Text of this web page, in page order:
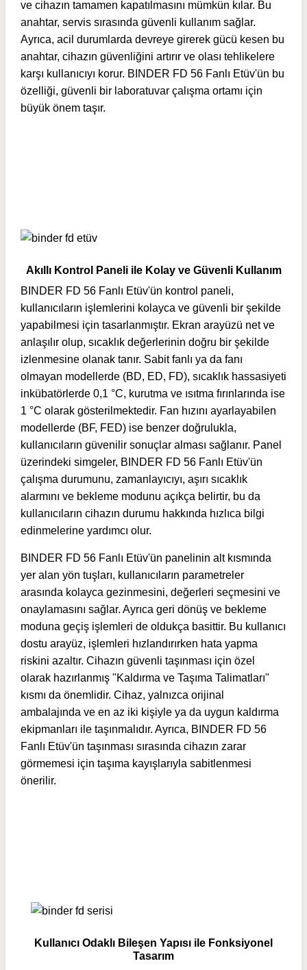
ve cihazın tamamen kapatılmasını mümkün kılar. Bu
anahtar, servis sırasında güvenli kullanım sağlar.
Ayrıca, acil durumlarda devreye girerek gücü kesen bu
anahtar, cihazın güvenliğini artırır ve olası tehlikelere
karşı kullanıcıyı korur. BINDER FD 56 Fanlı Etüv'ün bu
özelliği, güvenli bir laboratuvar çalışma ortamı için
büyük önem taşır.
Akıllı Kontrol Paneli ile Kolay ve Güvenli Kullanım
BINDER FD 56 Fanlı Etüv'ün kontrol paneli,
kullanıcıların işlemlerini kolayca ve güvenli bir şekilde
yapabilmesi için tasarlanmıştır. Ekran arayüzü net ve
anlaşılır olup, sıcaklık değerlerinin doğru bir şekilde
izlenmesine olanak tanır. Sabit fanlı ya da fanı
olmayan modellerde (BD, ED, FD), sıcaklık hassasiyeti
inkübatörlerde 0,1 °C, kurutma ve ısıtma fırınlarında ise
1 °C olarak gösterilmektedir. Fan hızını ayarlayabilen
modellerde (BF, FED) ise benzer doğrulukla,
kullanıcıların güvenilir sonuçlar alması sağlanır. Panel
üzerindeki simgeler, BINDER FD 56 Fanlı Etüv'ün
çalışma durumunu, zamanlayıcıyı, aşırı sıcaklık
alarmını ve bekleme modunu açıkça belirtir, bu da
kullanıcıların cihazın durumu hakkında hızlıca bilgi
edinmelerine yardımcı olur.
BINDER FD 56 Fanlı Etüv'ün panelinin alt kısmında
yer alan yön tuşları, kullanıcıların parametreler
arasında kolayca gezinmesini, değerleri seçmesini ve
onaylamasını sağlar. Ayrıca geri dönüş ve bekleme
moduna geçiş işlemleri de oldukça basittir. Bu kullanıcı
dostu arayüz, işlemleri hızlandırırken hata yapma
riskini azaltır. Cihazın güvenli taşınması için özel
olarak hazırlanmış "Kaldırma ve Taşıma Talimatları"
kısmı da önemlidir. Cihaz, yalnızca orijinal
ambalajında ve en az iki kişiyle ya da uygun kaldırma
ekipmanları ile taşınmalıdır. Ayrıca, BINDER FD 56
Fanlı Etüv'ün taşınması sırasında cihazın zarar
görmemesi için taşıma kayışlarıyla sabitlenmesi
önerilir.
Kullanıcı Odaklı Bileşen Yapısı ile Fonksiyonel
Tasarım